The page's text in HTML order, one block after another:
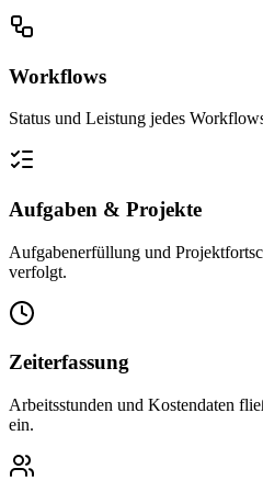
Workflows
Status und Leistung jedes
Aufgaben & Projekte
Aufgabenerfüllung und
verfolgt.
Zeiterfassung
Arbeitsstunden und Kostendaten
ein.